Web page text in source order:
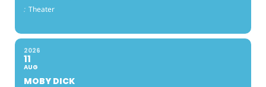
: Theater
2026
11
AUG
MOBY DICK